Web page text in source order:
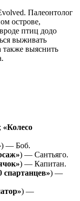
. Палеонтолог
острове,
птиц додо
выживать
также выяснить
«Колесо
) — Боб.
) — Сантьяго.
) — Капитан.
спартанцев») —
) —